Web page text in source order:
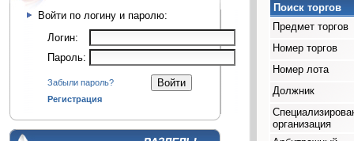
Войти по логину и паролю:
Логин:
Пароль:
Забыли пароль?
Регистрация
Поиск торгов
Предмет торгов
Номер торгов
Номер лота
Должник
организация